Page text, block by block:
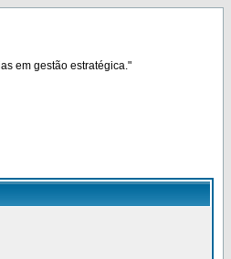
em gestão estratégica."